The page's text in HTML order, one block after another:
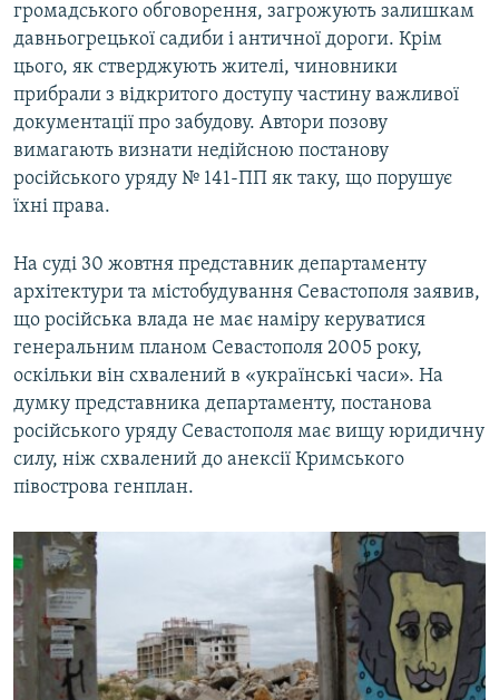
громадського обговорення, загрожують залишкам
давньогрецької садиби і античної дороги. Крім
цього, як стверджують жителі, чиновники
прибрали з відкритого доступу частину важливої
документації про забудову. Автори позову
вимагають визнати недійсною постанову
російського уряду № 141-ПП як таку, що порушує
їхні права.
На суді 30 жовтня представник департаменту
архітектури та містобудування Севастополя заявив,
що російська влада не має наміру керуватися
генеральним планом Севастополя 2005 року,
оскільки він схвалений в «українські часи». На
думку представника департаменту, постанова
російського уряду Севастополя має вищу юридичну
силу, ніж схвалений до анексії Кримського
півострова генплан.